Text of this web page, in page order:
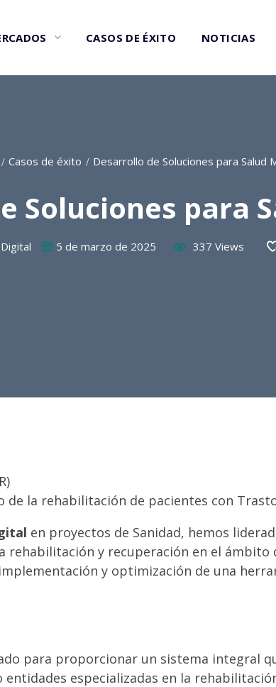
CASOS DE ÉXITO NOTICIAS
Casos de éxito Desarrollo de Soluciones para Salud
Soluciones para
5 de marzo de 2025 337Views
la rehabilitación de pacientes con
en proyectos de Sanidad, hemos
rehabilitación y recuperación en el
y optimización de una
para proporcionar un sistema integral
especializadas en la